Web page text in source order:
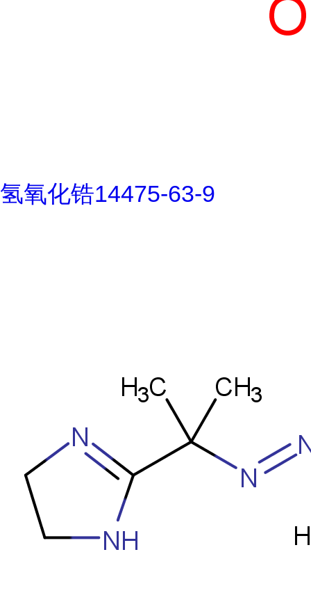
氢氧化锆14475-63-9